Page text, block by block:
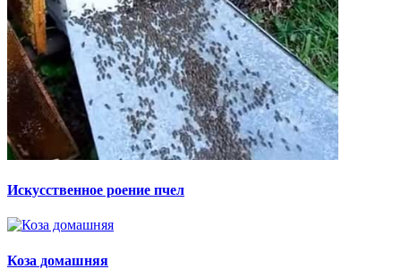
Искусственное роение пчел
Коза домашняя